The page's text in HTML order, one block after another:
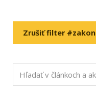
Zrušiť filter #zakon